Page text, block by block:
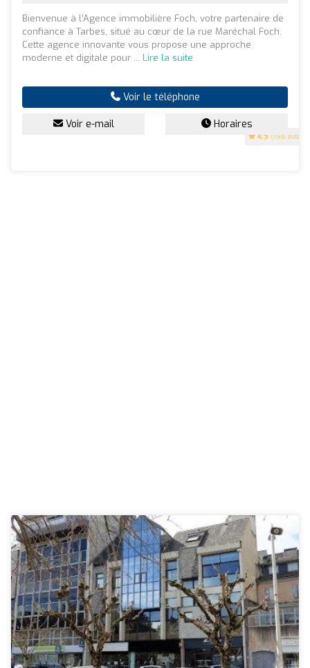
4.9 (196 avis)
Bienvenue à l’Agence immobilière Foch, votre partenaire de
confiance à Tarbes, situé au cœur de la rue Maréchal Foch.
Cette agence innovante vous propose une approche
moderne et digitale pour ... Lire la suite
Voir le téléphone
Voir e-mail Horaires